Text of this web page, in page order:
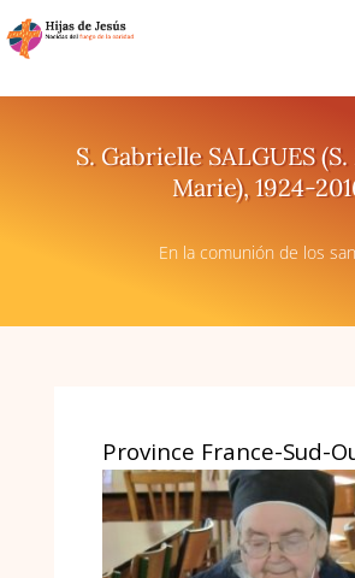
S. Gabrielle SALGUES
Marie), 1924-
En la comunión de los
Province France-Sud-